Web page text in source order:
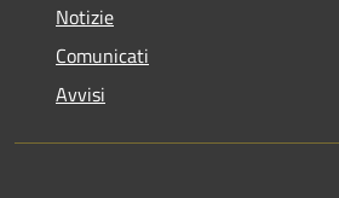
Notizie
Comunicati
Avvisi